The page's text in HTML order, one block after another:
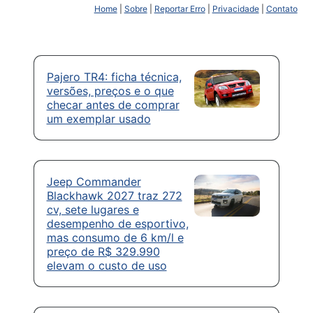
Home| Sobre| Reportar Erro| Privacidade| Contato
Pajero TR4: ficha técnica,
versões, preços e o que
checar antes de comprar
um exemplar usado
Jeep Commander
Blackhawk 2027 traz 272
cv, sete lugares e
desempenho de esportivo,
mas consumo de 6 km/l e
preço de R$ 329.990
elevam o custo de uso